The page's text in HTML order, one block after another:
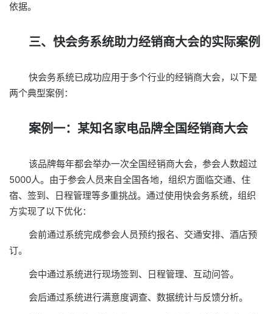
依据。
三、快会务系统助力经销商大会的实际案例
快会务系统已成功应用于多个行业的经销商大会，以下是
两个典型案例：
案例一：某知名家电品牌全国经销商大会
该品牌每年都会举办一次全国经销商大会，参会人数超过
5000人。由于参会人员来自全国各地，组织方面临交通、住
宿、签到、日程管理等多重挑战。通过使用快会务系统，组织
方实现了以下优化：
会前通过系统完成参会人员预约报名、交通安排、酒店预
订。
会中通过系统进行现场签到、日程管理、互动问答。
会后通过系统进行满意度调查、数据统计与反馈分析。